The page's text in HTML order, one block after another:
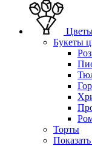
Букеты
Торты